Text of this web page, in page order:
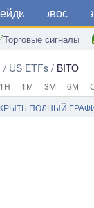
Новости
Торговые сигналы
US ETFs BITO
1Н 1М 3M 6М
ПОЛНЫЙ